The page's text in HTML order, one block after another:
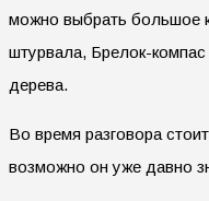
можно выбрать большое
штурвала, Брелок-
дерева.
Во время разговора
возможно он уже давно